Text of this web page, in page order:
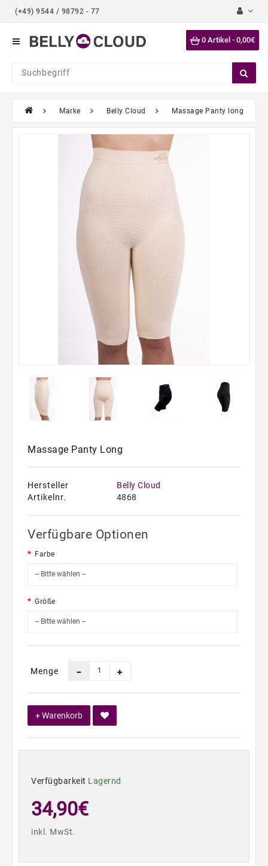
(+49) 9544 / 98792 - 77
0 Artikel - 0,00€
Category
Bodys
Marke Belly Cloud Massage Panty long
Massage Panty Long
Hersteller
Belly Cloud
Artikelnr.
4868
Verfügbare Optionen
Farbe
Größe
Menge
+ Warenkorb
Verfügbarkeit Lagernd
34,90€
inkl. MwSt.